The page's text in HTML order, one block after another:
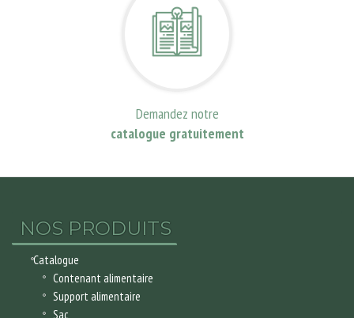
Demandez notre
catalogue gratuitement
NOS PRODUITS
Catalogue
Contenant alimentaire
Support alimentaire
Sac